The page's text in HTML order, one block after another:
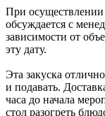
При
обсуждается с
зависимости от
эту дату.
Эта закуска
и подавать.
часа до начала
стол разогреть